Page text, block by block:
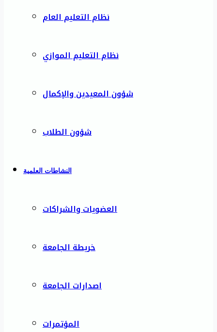
نظام التعليم العام
نظام التعليم الموازي
شؤون المعيدين والإكمال
شؤون الطلاب
النشاطات العلمية
العضويات والشراكات
خريطة الجامعة
اصدارات الجامعة
المؤتمرات